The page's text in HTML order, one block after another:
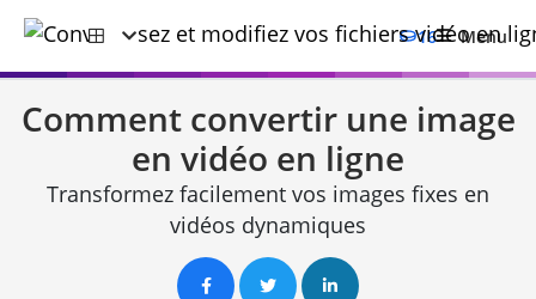
16 Menu
Comment convertir une image
en vidéo en ligne
Transformez facilement vos images fixes en
vidéos dynamiques